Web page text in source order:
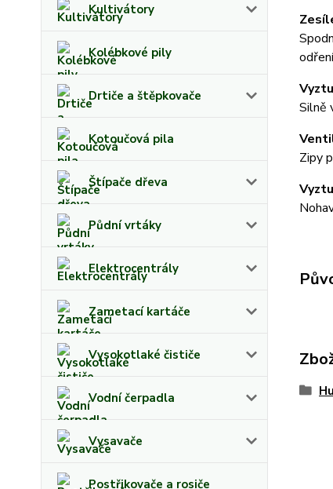
Kultivátory
Kolébkové pily
Drtiče a štěpkovače
Kotoučová pila
Štípače dřeva
Půdní vrtáky
Elektrocentrály
Zametací kartáče
Vysokotlaké čističe
Vodní čerpadla
Vysavače
Postřikovače a rosiče
Silně
Zipy